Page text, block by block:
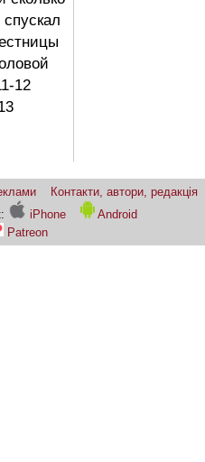
спускал
12
Контакти, автори, редакція
iPhone
Android
Patreon